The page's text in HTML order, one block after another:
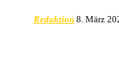
Redaktion 8. März